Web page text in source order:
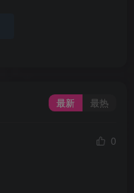
最新 最热
0